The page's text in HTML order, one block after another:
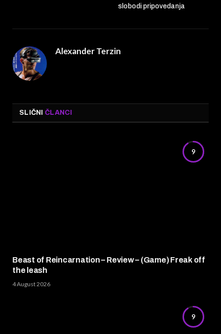
slobodi pripovedanja
Alexander Terzin
SLIČNI ČLANCI
9
Beast of Reincarnation – Review – (Game) Freak off
the leash
4 August 2026
9